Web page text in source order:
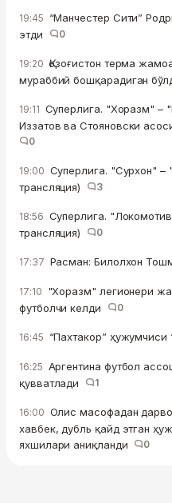
19:45 “Манчестер Сити”
этди
0
19:20 Қозоғистон терма
мураббий бошқарадиган
19:11 Суперлига. "Хоразм" –
Иззатов ва Стояновски
0
19:00 Суперлига. "Сурхон" –
трансляция)
3
18:56 Суперлига.
трансляция)
0
17:37 Расман: Билолхон
17:10 "Хоразм" легионери
футболчи келди
0
16:45 “Пахтакор”
16:25 Аргентина футбол
қувватлади
1
16:00 Олис масофадан
хавбек, дубль қайд этган
яхшилари аниқланди
0